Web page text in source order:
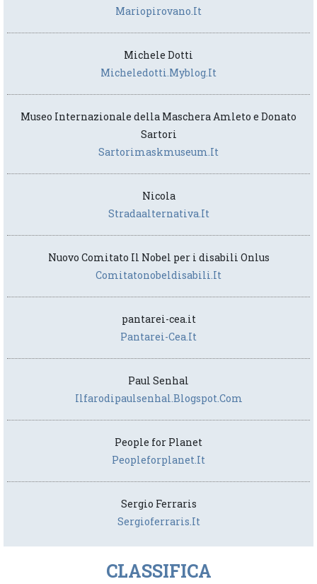
Mariopirovano.it
Michele Dotti
Micheledotti.myblog.it
Museo Internazionale della Maschera Amleto e Donato
Sartori
Sartorimaskmuseum.it
Nicola
Stradaalternativa.it
Nuovo Comitato Il Nobel per i disabili Onlus
Comitatonobeldisabili.it
pantarei-cea.it
Pantarei-Cea.it
Paul Senhal
Ilfarodipaulsenhal.blogspot.com
People for Planet
Peopleforplanet.it
Sergio Ferraris
Sergioferraris.it
CLASSIFICA